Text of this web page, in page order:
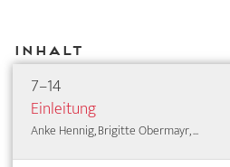
Inhalt
7–14
Einleitung
Anke Hennig, Brigitte Obermayr, ...